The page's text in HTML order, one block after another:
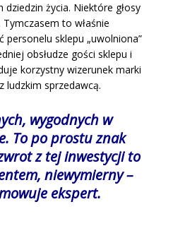
życia. Niektóre głosy
to właśnie
sklepu „uwolniona”
obsłudze gości sklepu i
korzystny wizerunek marki
ludzkim sprzedawcą.
wygodnych w
To po prostu znak
z tej inwestycji to
niewymierny –
ekspert.